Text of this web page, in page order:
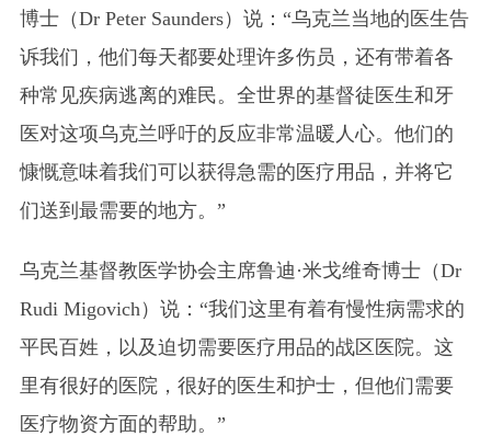
博士（Dr Peter Saunders） 说：“乌克兰当地的医生告
诉我们，他们每天都要处理许多伤员，还有带着各
种常见疾病逃离的难民。 全世界的基督徒医生和牙
医对这项乌克兰呼吁的反应非常温暖人心。他们的
慷慨意味着我们可以获得急需的医疗用品，并将它
们送到最需要的地方。”
乌克兰基督教医学协会主席鲁迪·米戈维奇博士（Dr
Rudi Migovich） 说：“我们这里有着有慢性病需求的
平民百姓，以及迫切需要医疗用品的战区医院。 这
里有很好的医院，很好的医生和护士，但他们需要
医疗物资方面的帮助。”